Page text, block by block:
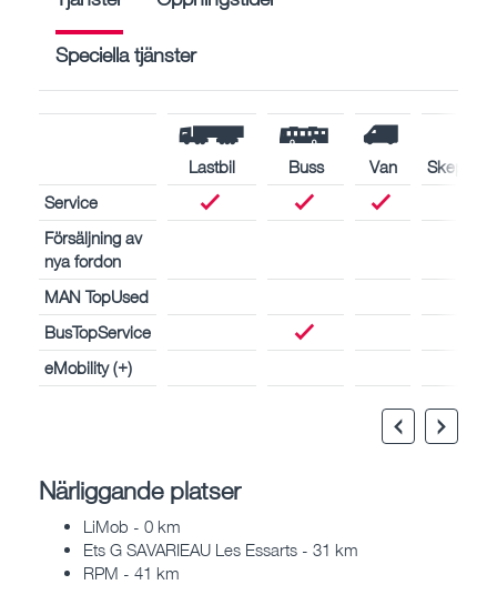
Speciella tjänster
Lastbil Buss Van
Service
Försäljning av
nya fordon
MAN TopUsed
BusTopService
eMobility (+)
Närliggande platser
LiMob - 0 km
Ets G SAVARIEAU Les Essarts - 31 km
RPM - 41 km